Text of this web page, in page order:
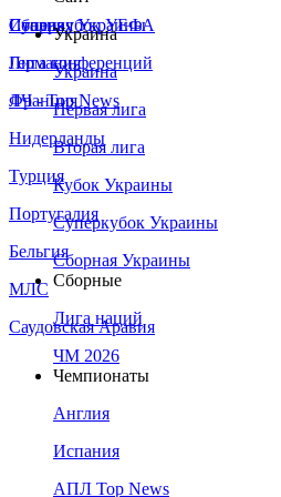
Сборная Украины
Италия
Германия
Франция
Нидерланды
Турция
Португалия
Бельгия
МЛС
Саудовская Аравия
Суперкубок УЕФА
Лига конференций
ЛЧ - Top News
Украина
Украина
Первая лига
Вторая лига
Кубок Украины
Суперкубок Украины
Сборная Украины
Сборные
Лига наций
ЧМ 2026
Чемпионаты
Англия
Испания
АПЛ Top News